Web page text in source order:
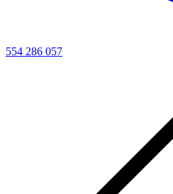
554 286 057